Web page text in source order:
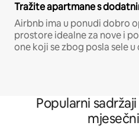
Tražite apartmane s
Airbnb ima u ponudi dobro
prostore idealne za nove i
one koji se zbog posla sele
Popularni